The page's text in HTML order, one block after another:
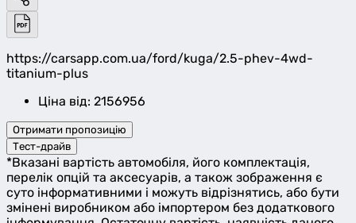
https://carsapp.com.ua/ford/kuga/2.5-phev-4wd-
titanium-plus
Ціна від: 2156956
Отримати пропозицію
Тест-драйв
*Вказані вартість автомобіля, його комплектація,
перелік опцій та аксесуарів, а також зображення є
суто інформативними і можуть відрізнятись, або бути
змінені виробником або імпортером без додаткового